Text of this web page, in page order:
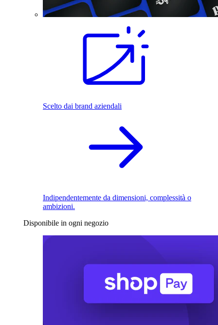
Scelto dai brand aziendali
Indipendentemente da dimensioni, complessità o
ambizioni.
Disponibile in ogni negozio